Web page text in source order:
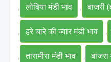
, लोबिया मंडी भाव , बाजरी
, हरे चारे की ज्वार मंडी भाव ,
, तारामीरा मंडी भाव ,